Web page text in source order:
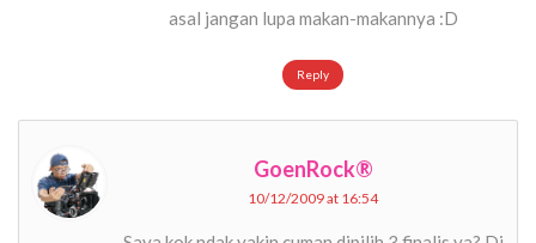
asal jangan lupa makan-makannya :D
Reply
GoenRock®
10/12/2009 at 16:54